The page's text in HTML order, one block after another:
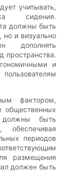
учитывать,
сидения.
должны быть
и визуально
дополнять
пространства.
и
фактором,
общественных
должны быть
обеспечивая
периодов
размещения
должен быть